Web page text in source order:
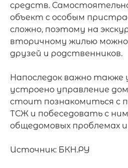
средств.
объект с особым
сложно, поэтому на
вторичному жилью можно
друзей и родственников.
Напоследок важно также
устроено управление
стоит познакомиться с
ТСЖ и побеседовать с
общедомовых проблемах
Источник: БКН.РУ